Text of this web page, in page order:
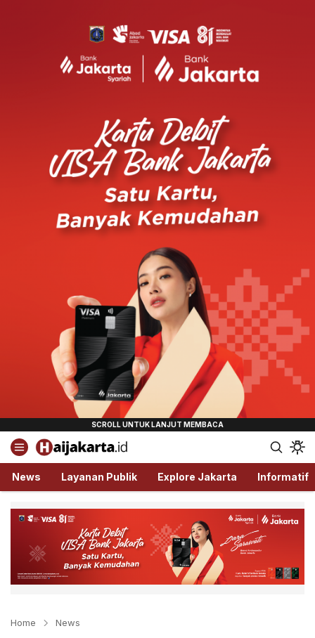
Haijakarta.id
Semua Tentang Jakarta Ada Disini!
News Layanan Publik Explore Jakarta Informatif
Home News